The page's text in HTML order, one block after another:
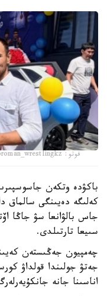
فوتو: instagram.com/ grekoroman_wrestlingkz
كەلىگە دەيىنگى سالماق
جاس بالۋانعا سۋ جاڭا
سىيعا تارتىلدى.
چەمپيون جەڭىستەن
جەتۋ جولىندا قولداۋ
اناسىنا جانە